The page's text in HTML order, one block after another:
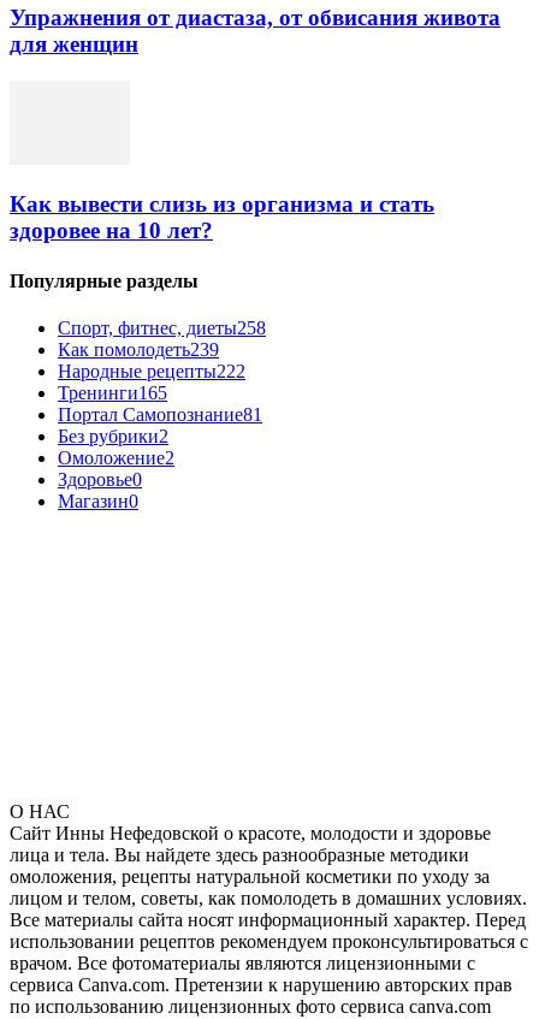
Упражнения от диастаза, от обвисания живота
для женщин
Как вывести слизь из организма и стать
здоровее на 10 лет?
Популярные разделы
Спорт, фитнес, диеты258
Как помолодеть239
Народные рецепты222
Тренинги165
Портал Самопознание81
Без рубрики2
Омоложение2
Здоровье0
Магазин0
О НАС
Сайт Инны Нефедовской о красоте, молодости и здоровье
лица и тела. Вы найдете здесь разнообразные методики
омоложения, рецепты натуральной косметики по уходу за
лицом и телом, советы, как помолодеть в домашних условиях.
Все материалы сайта носят информационный характер. Перед
использовании рецептов рекомендуем проконсультироваться с
врачом. Все фотоматериалы являются лицензионными с
сервиса Canva.com. Претензии к нарушению авторских прав
по использованию лицензионных фото сервиса canva.com